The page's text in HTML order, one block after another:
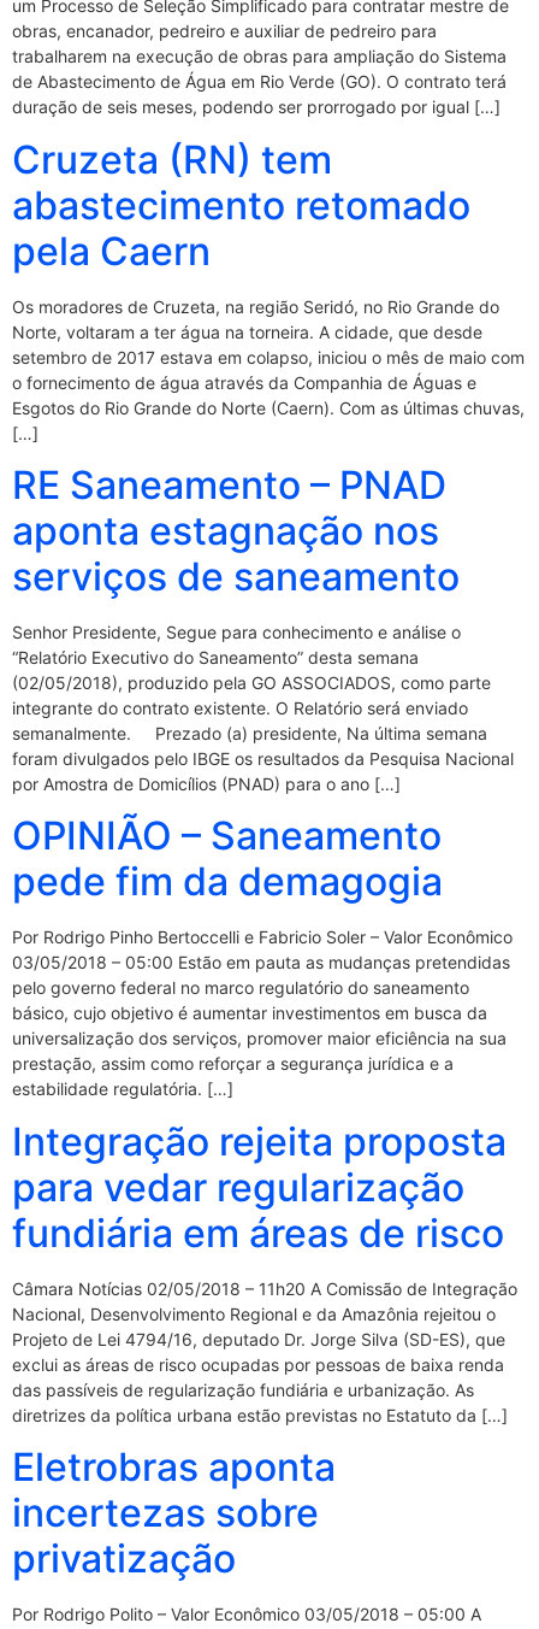
um Processo de Seleção Simplificado para contratar mestre de
obras, encanador, pedreiro e auxiliar de pedreiro para
trabalharem na execução de obras para ampliação do Sistema
de Abastecimento de Água em Rio Verde (GO). O contrato terá
duração de seis meses, podendo ser prorrogado por igual […]
Cruzeta (RN) tem
abastecimento retomado
pela Caern
Os moradores de Cruzeta, na região Seridó, no Rio Grande do
Norte, voltaram a ter água na torneira. A cidade, que desde
setembro de 2017 estava em colapso, iniciou o mês de maio com
o fornecimento de água através da Companhia de Águas e
Esgotos do Rio Grande do Norte (Caern). Com as últimas chuvas,
[…]
RE Saneamento – PNAD
aponta estagnação nos
serviços de saneamento
Senhor Presidente, Segue para conhecimento e análise o
“Relatório Executivo do Saneamento” desta semana
(02/05/2018), produzido pela GO ASSOCIADOS, como parte
integrante do contrato existente. O Relatório será enviado
semanalmente. Prezado (a) presidente, Na última semana
foram divulgados pelo IBGE os resultados da Pesquisa Nacional
por Amostra de Domicílios (PNAD) para o ano […]
OPINIÃO – Saneamento
pede fim da demagogia
Por Rodrigo Pinho Bertoccelli e Fabricio Soler – Valor Econômico
03/05/2018 – 05:00 Estão em pauta as mudanças pretendidas
pelo governo federal no marco regulatório do saneamento
básico, cujo objetivo é aumentar investimentos em busca da
universalização dos serviços, promover maior eficiência na sua
prestação, assim como reforçar a segurança jurídica e a
estabilidade regulatória. […]
Integração rejeita proposta
para vedar regularização
fundiária em áreas de risco
Câmara Notícias 02/05/2018 – 11h20 A Comissão de Integração
Nacional, Desenvolvimento Regional e da Amazônia rejeitou o
Projeto de Lei 4794/16, deputado Dr. Jorge Silva (SD-ES), que
exclui as áreas de risco ocupadas por pessoas de baixa renda
das passíveis de regularização fundiária e urbanização. As
diretrizes da política urbana estão previstas no Estatuto da […]
Eletrobras aponta
incertezas sobre
privatização
Por Rodrigo Polito – Valor Econômico 03/05/2018 – 05:00 A